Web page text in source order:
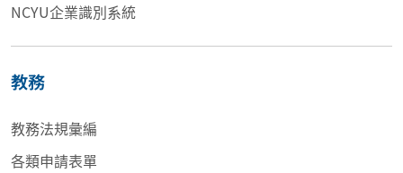
NCYU企業識別系統
教務
教務法規彙編
各類申請表單